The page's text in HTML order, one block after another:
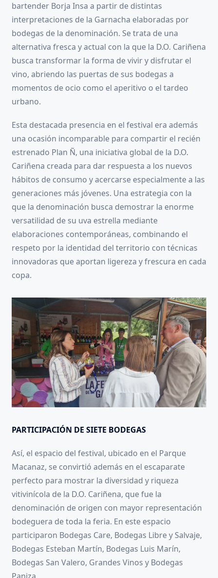
bartender Borja Insa a partir de distintas
interpretaciones de la Garnacha elaboradas por
bodegas de la denominación. Se trata de una
alternativa fresca y actual con la que la D.O. Cariñena
busca transformar la forma de vivir y disfrutar el
vino, abriendo las puertas de sus bodegas a
momentos de ocio como el aperitivo o el tardeo
urbano.
Esta destacada presencia en el festival era además
una ocasión incomparable para compartir el recién
estrenado Plan Ñ, una iniciativa global de la D.O.
Cariñena creada para dar respuesta a los nuevos
hábitos de consumo y acercarse especialmente a las
generaciones más jóvenes. Una estrategia con la
que la denominación busca demostrar la enorme
versatilidad de su uva estrella mediante
elaboraciones contemporáneas, combinando el
respeto por la identidad del territorio con técnicas
innovadoras que aportan ligereza y frescura en cada
copa.
PARTICIPACIÓN DE SIETE BODEGAS
Así, el espacio del festival, ubicado en el Parque
Macanaz, se convirtió además en el escaparate
perfecto para mostrar la diversidad y riqueza
vitivinícola de la D.O. Cariñena, que fue la
denominación de origen con mayor representación
bodeguera de toda la feria. En este espacio
participaron Bodegas Care, Bodegas Libre y Salvaje,
Bodegas Esteban Martín, Bodegas Luis Marín,
Bodegas San Valero, Grandes Vinos y Bodegas